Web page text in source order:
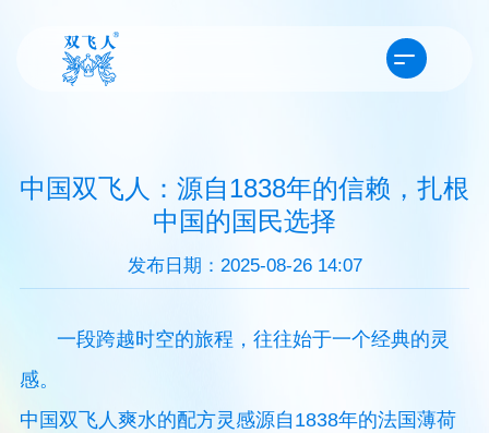
中国双飞人：源自1838年的信赖，扎根
中国的国民选择
发布日期：2025-08-26 14:07
一段跨越时空的旅程，往往始于一个经典的灵
感。
中国双飞人爽水的配方灵感源自1838年的法国薄荷